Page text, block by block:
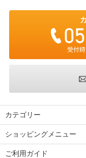
カテゴリー
ショッピングメニュー
ご利用ガイド